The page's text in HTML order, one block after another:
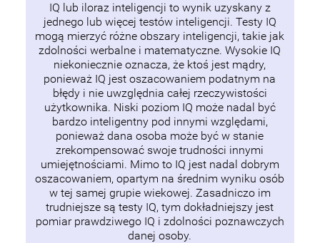
IQ lub iloraz inteligencji to wynik uzyskany z
jednego lub więcej testów inteligencji. Testy IQ
mogą mierzyć różne obszary inteligencji, takie jak
zdolności werbalne i matematyczne. Wysokie IQ
niekoniecznie oznacza, że ktoś jest mądry,
ponieważ IQ jest oszacowaniem podatnym na
błędy i nie uwzględnia całej rzeczywistości
użytkownika. Niski poziom IQ może nadal być
bardzo inteligentny pod innymi względami,
ponieważ dana osoba może być w stanie
zrekompensować swoje trudności innymi
umiejętnościami. Mimo to IQ jest nadal dobrym
oszacowaniem, opartym na średnim wyniku osób
w tej samej grupie wiekowej. Zasadniczo im
trudniejsze są testy IQ, tym dokładniejszy jest
pomiar prawdziwego IQ i zdolności poznawczych
danej osoby.